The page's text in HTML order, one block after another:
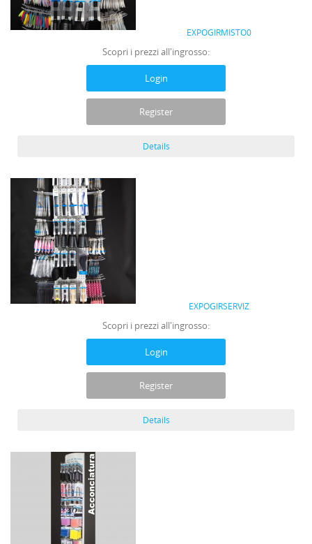
EXPOGIRMISTO0
Scopri i prezzi all'ingrosso:
Login
Register
Details
EXPOGIRSERVIZ
Scopri i prezzi all'ingrosso:
Login
Register
Details